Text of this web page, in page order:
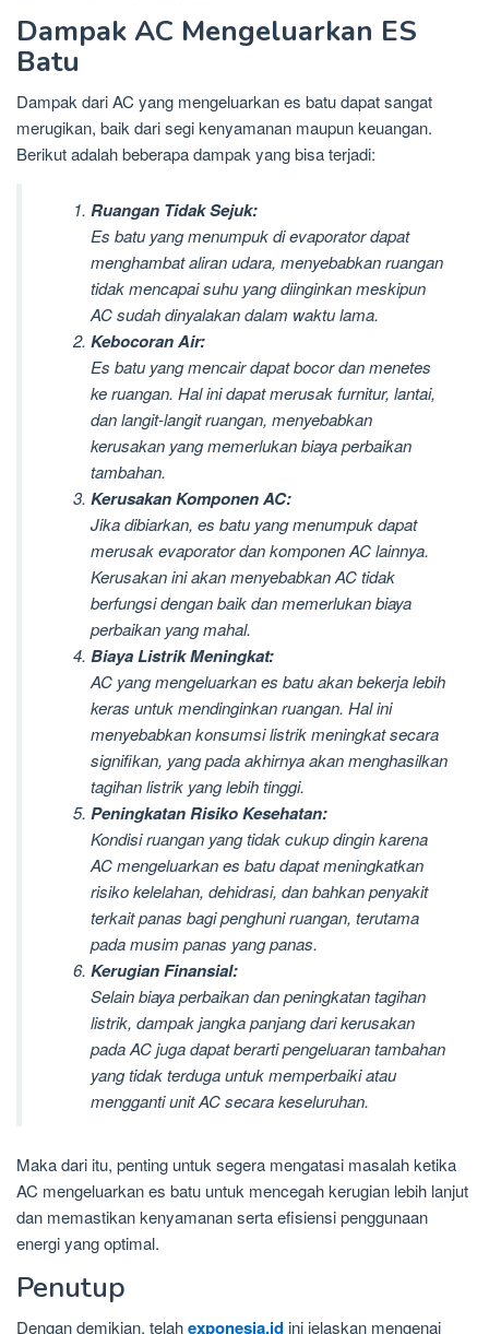
Dampak AC Mengeluarkan ES
Batu
Dampak dari AC yang mengeluarkan es batu dapat sangat
merugikan, baik dari segi kenyamanan maupun keuangan.
Berikut adalah beberapa dampak yang bisa terjadi:
Ruangan Tidak Sejuk:
Es batu yang menumpuk di evaporator dapat
menghambat aliran udara, menyebabkan ruangan
tidak mencapai suhu yang diinginkan meskipun
AC sudah dinyalakan dalam waktu lama.
Kebocoran Air:
Es batu yang mencair dapat bocor dan menetes
ke ruangan. Hal ini dapat merusak furnitur, lantai,
dan langit-langit ruangan, menyebabkan
kerusakan yang memerlukan biaya perbaikan
tambahan.
Kerusakan Komponen AC:
Jika dibiarkan, es batu yang menumpuk dapat
merusak evaporator dan komponen AC lainnya.
Kerusakan ini akan menyebabkan AC tidak
berfungsi dengan baik dan memerlukan biaya
perbaikan yang mahal.
Biaya Listrik Meningkat:
AC yang mengeluarkan es batu akan bekerja lebih
keras untuk mendinginkan ruangan. Hal ini
menyebabkan konsumsi listrik meningkat secara
signifikan, yang pada akhirnya akan menghasilkan
tagihan listrik yang lebih tinggi.
Peningkatan Risiko Kesehatan:
Kondisi ruangan yang tidak cukup dingin karena
AC mengeluarkan es batu dapat meningkatkan
risiko kelelahan, dehidrasi, dan bahkan penyakit
terkait panas bagi penghuni ruangan, terutama
pada musim panas yang panas.
Kerugian Finansial:
Selain biaya perbaikan dan peningkatan tagihan
listrik, dampak jangka panjang dari kerusakan
pada AC juga dapat berarti pengeluaran tambahan
yang tidak terduga untuk memperbaiki atau
mengganti unit AC secara keseluruhan.
Maka dari itu, penting untuk segera mengatasi masalah ketika
AC mengeluarkan es batu untuk mencegah kerugian lebih lanjut
dan memastikan kenyamanan serta efisiensi penggunaan
energi yang optimal.
Penutup
Dengan demikian, telahexponesia.id ini jelaskan mengenai